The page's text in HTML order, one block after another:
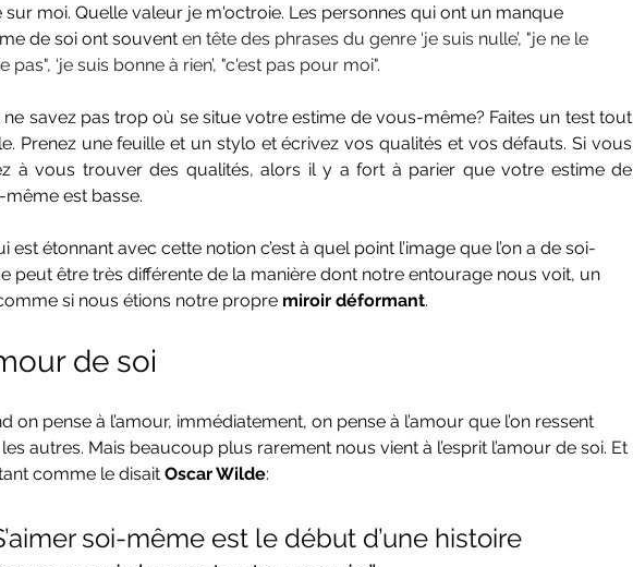
sur moi. Quelle valeur je m'octroie. Les personnes qui ont un manque
de soi ont souvent en tête des phrases du genre ‘je suis nulle’, "je ne le
pas", ‘je suis bonne à rien’, "c'est pas pour moi".
ne savez pas trop où se situe votre estime de vous-même? Faites un test tout
Prenez une feuille et un stylo et écrivez vos qualités et vos défauts. Si vous
à vous trouver des qualités, alors il y a fort à parier que votre estime de
est basse.
est étonnant avec cette notion c’est à quel point l’image que l’on a de soi-
peut être très différente de la manière dont notre entourage nous voit, un
si nous étions notre propre miroir déformant.
de soi
on pense à l’amour, immédiatement, on pense à l’amour que l’on ressent
autres. Mais beaucoup plus rarement nous vient à l’esprit l’amour de soi. Et
comme le disait Oscar Wilde:
soi-même est le début d’une histoire